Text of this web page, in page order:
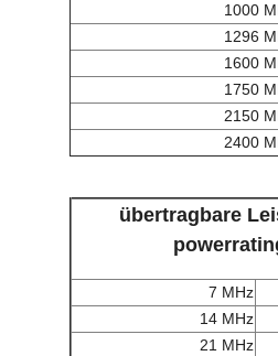
1000
1296
1600
1750
2150
2400
übertragbare
7 MHz
14 MHz
21 MHz